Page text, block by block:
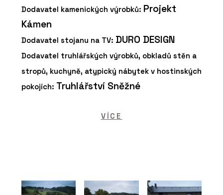
Dodavatel kamenických výrobků: Projekt
Kámen
Dodavatel stojanu na TV: DURO DESIGN
Dodavatel truhlářských výrobků, obkladů stěn a
stropů, kuchyně, atypický nábytek v hostinských
pokojích: Truhlářství Sněžné
VÍCE